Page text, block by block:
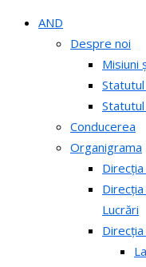
AND
Despre noi
Misiuni
Statutul
Statutul
Conducerea
Organigrama
Lucrări